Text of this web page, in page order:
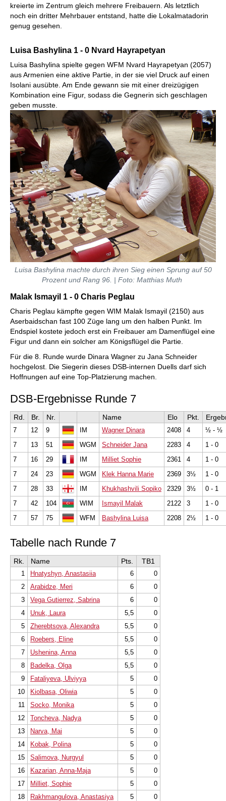
kreierte im Zentrum gleich mehrere Freibauern. Als letztlich
noch ein dritter Mehrbauer entstand, hatte die Lokalmatadorin
genug gesehen.
Luisa Bashylina 1 - 0 Nvard Hayrapetyan
Luisa Bashylina spielte gegen WFM Nvard Hayrapetyan (2057)
aus Armenien eine aktive Partie, in der sie viel Druck auf einen
Isolani ausübte. Am Ende gewann sie mit einer dreizügigen
Kombination eine Figur, sodass die Gegnerin sich geschlagen
geben musste.
Luisa Bashylina machte durch ihren Sieg einen Sprung auf 50
Prozent und Rang 96. | Foto: Matthias Muth
Malak Ismayil 1 - 0 Charis Peglau
Charis Peglau kämpfte gegen WIM Malak Ismayil (2150) aus
Aserbaidschan fast 100 Züge lang um den halben Punkt. Im
Endspiel kostete jedoch erst ein Freibauer am Damenflügel eine
Figur und dann ein solcher am Königsflügel die Partie.
Für die 8. Runde wurde Dinara Wagner zu Jana Schneider
hochgelost. Die Siegerin dieses DSB-internen Duells darf sich
Hoffnungen auf eine Top-Platzierung machen.
DSB-Ergebnisse Runde 7
Rd. Br. Nr. Name Elo Pkt.
7 12 9 IM Wagner Dinara 2408 4
½ - ½
7
13 51 WGM Schneider Jana 2283 4
1 - 0
7
16 29 IM Milliet Sophie 2361 4
1 - 0
7
24 23 WGM Klek Hanna Marie 2369 3½
1 - 0
7
28 33 IM Khukhashvili Sopiko 2329 3½
0 - 1
7
42 104 WIM Ismayil Malak 2122 3
1 - 0
7
57 75 WFM Bashylina Luisa 2208 2½ 1 - 0
Tabelle nach Runde 7
Rk. Name Pts. TB1
1 Hnatyshyn, Anastasiia 6
0
2
Arabidze, Meri 6
0
3
Vega Gutierrez, Sabrina 6
0
4
Unuk, Laura 5,5
0
5
Zherebtsova, Alexandra 5,5
0
6
Roebers, Eline 5,5
0
7
Ushenina, Anna 5,5
0
8
Badelka, Olga 5,5
0
9
Fataliyeva, Ulviyya 5
0
10
Kiolbasa, Oliwia 5
0
11
Socko, Monika 5
0
12
Toncheva, Nadya 5
0
13
Narva, Mai 5
0
14
Kobak, Polina 5
0
15
Salimova, Nurgyul 5
0
16
Kazarian, Anna-Maja 5
0
17
Milliet, Sophie 5
0
18
Rakhmangulova, Anastasiya 5
0